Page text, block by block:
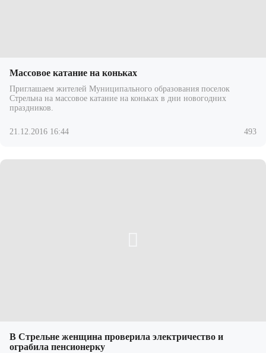
Массовое катание на коньках
Приглашаем жителей Муниципального образования поселок
Стрельна на массовое катание на коньках в дни новогодних
праздников.
21.12.2016 16:44 493
В Стрельне женщина проверила электричество и
ограбила пенсионерку